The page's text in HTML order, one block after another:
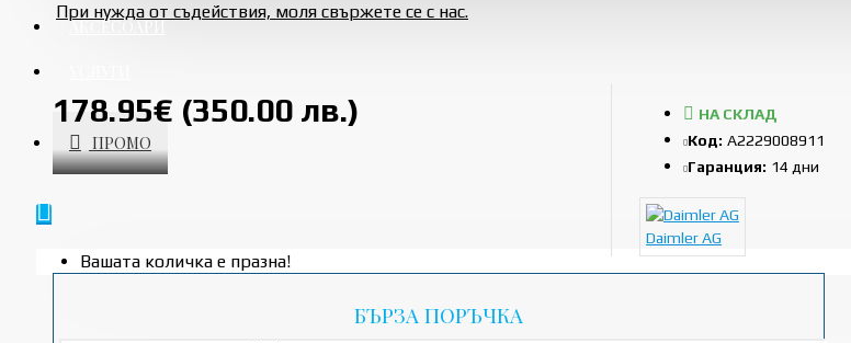
АКСЕСОАРИ
ПРОМО
Вашата количка е празна!
При нужда от съдействия, моля свържете се с нас.
178.95€ (350.00 лв.)
НА СКЛАД
Код: A2229008911
Гаранция: 14 дни
Daimler AG
БЪРЗА ПОРЪЧКА